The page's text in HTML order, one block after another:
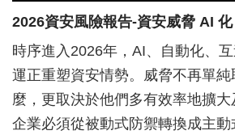
2026資安風險報告-資安威脅 AI 化
時序進入2026年，AI、自動化、
運正重塑資安情勢。威脅不再單
麼，更取決於他們多有效率地擴大
企業必須從被動式防禦轉換成主